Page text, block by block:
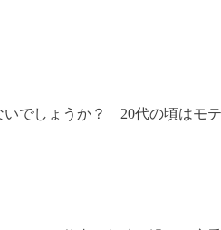
でしょうか？ 20代の頃はモ